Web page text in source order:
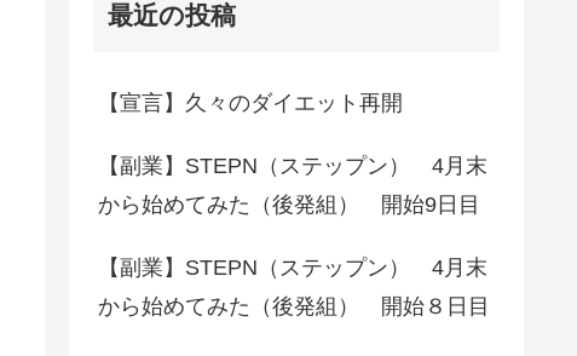
最近の投稿
【宣言】久々のダイエット再開
【副業】STEPN（ステップン） 4月末
から始めてみた（後発組） 開始9日目
【副業】STEPN（ステップン） 4月末
から始めてみた（後発組） 開始８日目